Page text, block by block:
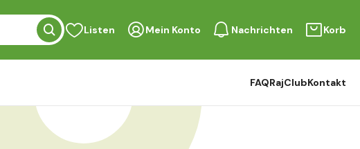
Listen Mein Konto Nachrichten Korb
FAQRajClubKontakt